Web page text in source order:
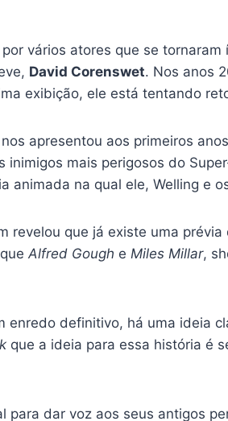
vários atores que se
David Corenswet. Nos anos
exibição, ele está tentando
apresentou aos primeiros
inimigos mais perigosos do
na qual ele, Welling e
revelou que já existe uma
Alfred Gough e Miles Millar,
definitivo, há uma ideia
que a ideia para essa história é
para dar voz aos seus antigos